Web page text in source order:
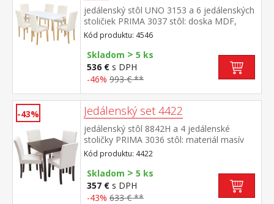
jedálenský stôl UNO 3153 a 6 jedálenských
stoličiek PRIMA 3037 stôl: doska MDF,
farebné prevedenie biela kovová
konštrukcia, farebné prevedenie
biela okrúhle nohy, materiál masív
buk stolička: poťah koža – imitácia, farebné
prevedenie biela nohy masív číry lak, výška
74 cm rozmer stoličky (š/h/v) 45 × 55 × 90
cm
Kód produktu: 4546
Skladom > 5 ks
536 € s DPH
-46% 993 € **
-43% Jedálenský set 4422
jedálenský stôl 8842H a 4 jedálenské
stoličky PRIMA 3036 stôl: materiál masív
tmavohnedý lak stolička: nohy materiál
masív, farebné prevedenie tmavohnedý
lak poťah koža – imitácia, farebné
prevedenie biela, výška sedu 47 cm rozmer
stola (š/h/v) 75 × 75 × 73 cm rozmer
Kód produktu: 4422
Skladom > 5 ks
357 € s DPH
-43% 633 € **